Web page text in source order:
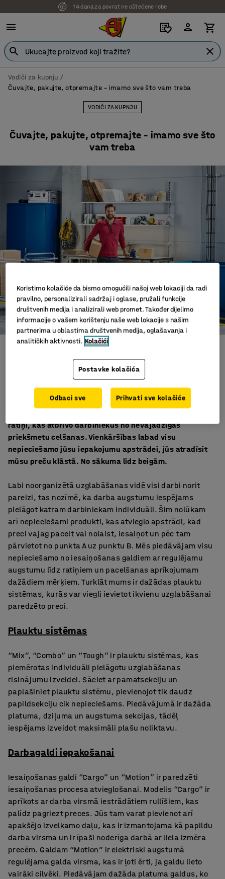
7 godina garancije
Vodiči za kupnju
Čuvajte, pakujte, otpremajte – imamo sve što vam treba
VODIČI ZA KUPNJU
Čuvajte, pakujte, otpremajte – imamo sve što
vam treba
posms. Šī patiesība ir spēkā arī veidojot efektīvu
loģistikas plūsmu. Tam jums ir nepieciešama praktiska
plauktu sistēma, kuru var paplašināt atbilstoši
vajadzībām. Teicami noder arī iesaiņošanas stacijas,
ratiņi, kas atbrīvo darbiniekus no nevajadzīgas
priekšmetu celšanas. Vienkāršības labad visu
nepieciešamo jūsu iepakojumu apstrādei, jūs atradīsit
mūsu preču klāstā. No sākuma līdz beigām.
Labi noorganizētā uzglabāšanas vidē visi darbi norit
pareizi, tas nozīmē, ka darba augstumu iespējams
pielāgot katram darbiniekam individuāli. Šim nolūkam
arī nepieciešami produkti, kas atvieglo apstrādi, kad
preci vajag pacelt vai nolaist, iesaiņot un pēc tam
pārvietot no punkta A uz punktu B. Mēs piedāvājam visu
nepieciešamo no iesaiņošanas galdiem ar regulējamu
augstumu līdz ratiņiem un pacelšanas aprīkojumam
dažādiem mērķiem. Turklāt mums ir dažādas plauktu
sistēmas, kurās var viegli ievietot ikvienu uzglabāšanai
paredzēto preci.
Plauktu sistēmas
“Mix”, “Combo” un “Tough” ir plauktu sistēmas, kas
piemērotas individuāli pielāgotu uzglabāšanas
risinājumu izveidei. Sāciet ar pamatsekciju un
paplašiniet plauktu sistēmu, pievienojot tik daudz
papildsekciju cik nepieciešams. Piedāvājumā ir dažāda
platuma, dziļuma un augstuma sekcijas, tādēļ
iespējams izveidot maksimāli plašu noliktavu.
Darbagaldi iepakošanai
Iesaiņošanas galdi “Cargo” un “Motion” ir paredzēti
iesaiņošanas procesa atvieglošanai. Modelis “Cargo” ir
aprīkots ar darba virsmā iestrādātiem rullīšiem, kas
palīdz pagriezt preces. Jūs tam varat pievienot arī
apakšējo izvelkamo daļu, kas ir izmantojama kā papildu
darba virsma un ir īpaši noderīga darbā ar liela izmēra
precēm. Galdam “Motion” ir elektriski augstumā
regulējama galda virsma, kas ir ļoti ērti, ja galdu lieto
vairāki cilvēki. Piedāvājam dažāda platuma galdus, ko
Koristimo kolačiće da bismo omogućili našoj web lokaciji da radi
pravilno, personalizirali sadržaj i oglase, pružali funkcije
društvenih medija i analizirali web promet. Također dijelimo
informacije o vašem korištenju naše web lokacije s našim
partnerima u oblastima društvenih medija, oglašavanja i
analitičkih aktivnosti. Kolačići
Postavke kolačića
Odbaci sve Prihvati sve kolačiće